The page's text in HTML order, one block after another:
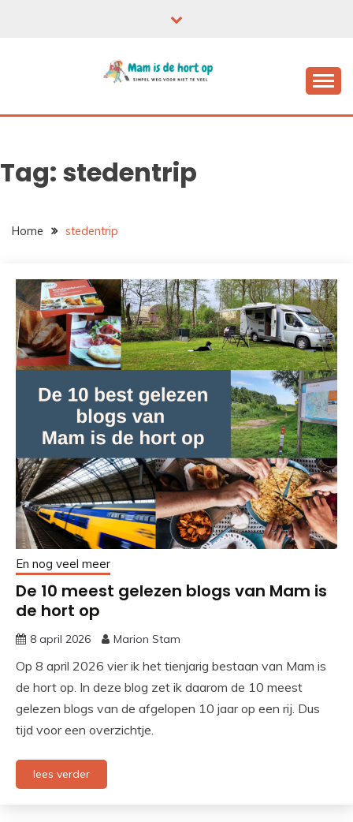
Tag: stedentrip
Home stedentrip
En nog veel meer
De 10 meest gelezen blogs van Mam is
de hort op
8 april 2026 Marion Stam
Op 8 april 2026 vier ik het tienjarig bestaan van Mam is
de hort op. In deze blog zet ik daarom de 10 meest
gelezen blogs van de afgelopen 10 jaar op een rij. Dus
tijd voor een overzichtje.
lees verder